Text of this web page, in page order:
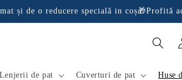
și de o reducere specială in coș🎁Profită
Lenjerii de pat Cuverturi de pat Huse